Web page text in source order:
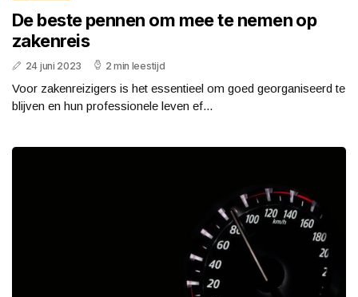
De beste pennen om mee te nemen op
zakenreis
24 juni 2023 2 min leestijd
Voor zakenreizigers is het essentieel om goed georganiseerd te
blijven en hun professionele leven ef...